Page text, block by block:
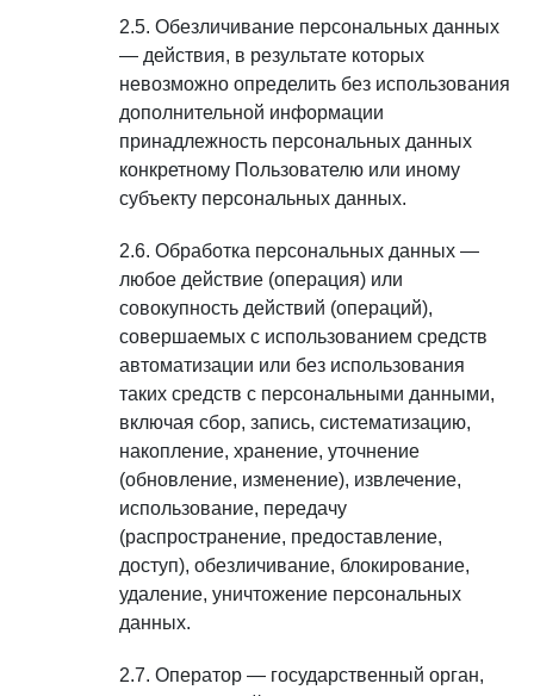
Обезличивание персональных данных
— действия, в результате которых
невозможно определить без использования
дополнительной информации
принадлежность персональных данных
конкретному Пользователю или иному
субъекту персональных данных.
Обработка персональных данных —
любое действие (операция) или
совокупность действий (операций),
совершаемых с использованием средств
автоматизации или без использования
таких средств с персональными данными,
включая сбор, запись, систематизацию,
накопление, хранение, уточнение
(обновление, изменение), извлечение,
использование, передачу
(распространение, предоставление,
доступ), обезличивание, блокирование,
удаление, уничтожение персональных
данных.
Оператор — государственный орган,